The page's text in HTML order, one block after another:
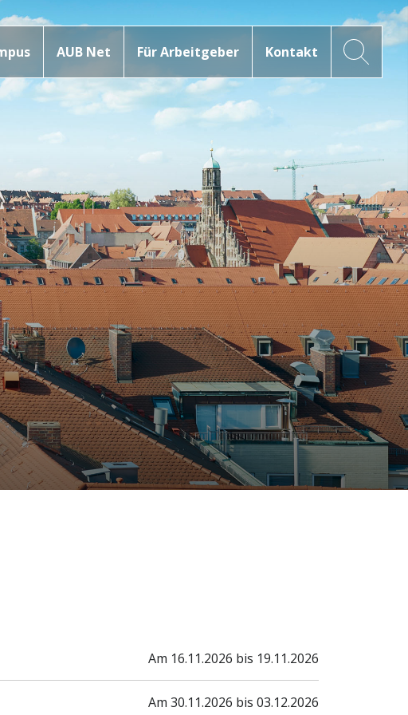
AUB Net Für Arbeitgeber Kontakt
Am 16.11.2026 bis 19.11.2026
Am 30.11.2026 bis 03.12.2026